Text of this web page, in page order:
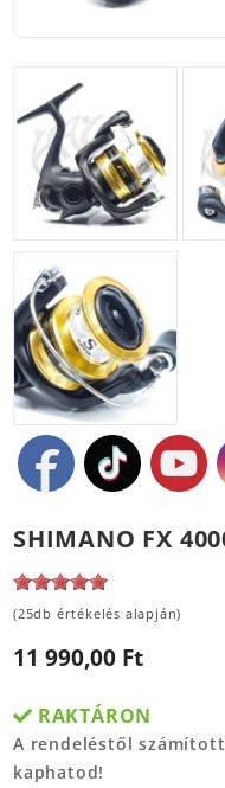
SHIMANO FX
(25db értékelés alapján)
11 990,00 Ft
RAKTÁRON
A rendeléstől
kaphatod!